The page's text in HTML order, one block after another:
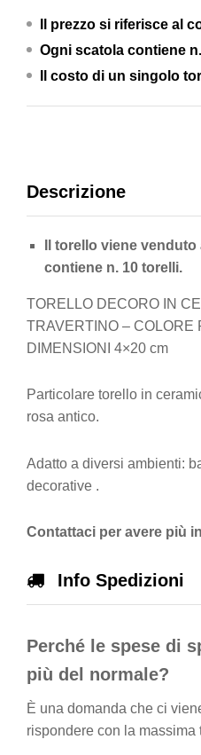
Il prezzo si riferisce al
Ogni scatola contiene
Il costo di un singolo
Descrizione
Il torello viene
contiene n. 10 torelli.
TORELLO DECORO IN
TRAVERTINO – COLORE
DIMENSIONI 4×20 cm
Particolare torello in
rosa antico.
Adatto a diversi ambienti:
decorative .
Contattaci per avere più
Info Spedizioni
Perché le spese di
più del normale?
È una domanda che ci
rispondere con la massima